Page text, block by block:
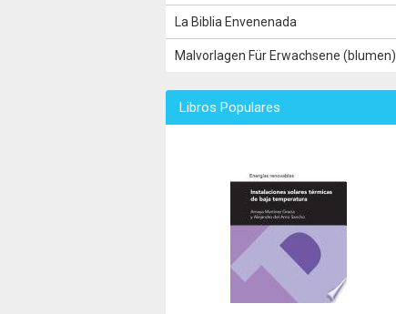
La Biblia Envenenada
Malvorlagen Für Erwachsene (blumen)
Libros Populares